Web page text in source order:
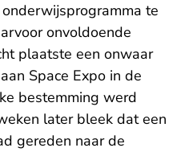
te
onvoldoende
plaatste een onwaar
Space Expo in de
bestemming werd
later bleek dat een
gereden naar de